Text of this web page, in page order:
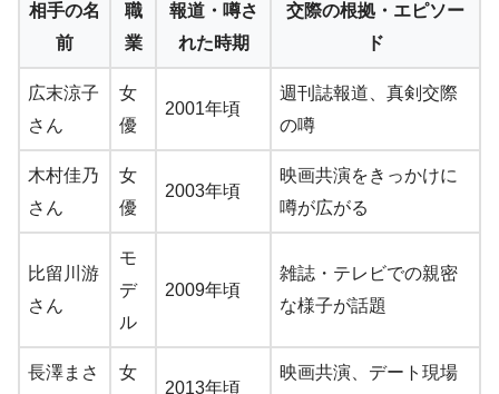
相手の名
前
職
業
報道・噂さ
れた時期
交際の根拠・エピソー
ド
広末涼子
さん
女
優
2001年頃
週刊誌報道、真剣交際
の噂
木村佳乃
さん
女
優
2003年頃
映画共演をきっかけに
噂が広がる
比留川游
さん
モ
デ
ル
2009年頃
雑誌・テレビでの親密
な様子が話題
長澤まさ
女
2013年頃
映画共演、デート現場